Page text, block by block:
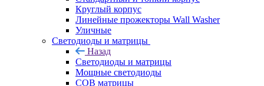
Круглый корпус
Линейные прожекторы Wall Washer
Уличные
Светодиоды и матрицы
Назад
Светодиоды и матрицы
Мощные светодиоды
COB матрицы